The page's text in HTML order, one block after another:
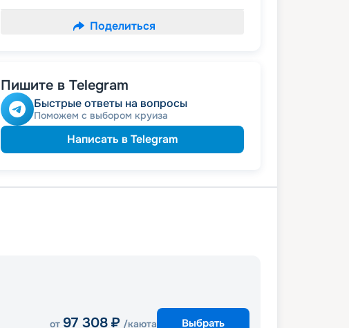
Поделиться
Пишите в Telegram
Быстрые ответы на вопросы
Поможем с выбором круиза
Написать в Telegram
от 97 308 ₽ /каюта Выбрать